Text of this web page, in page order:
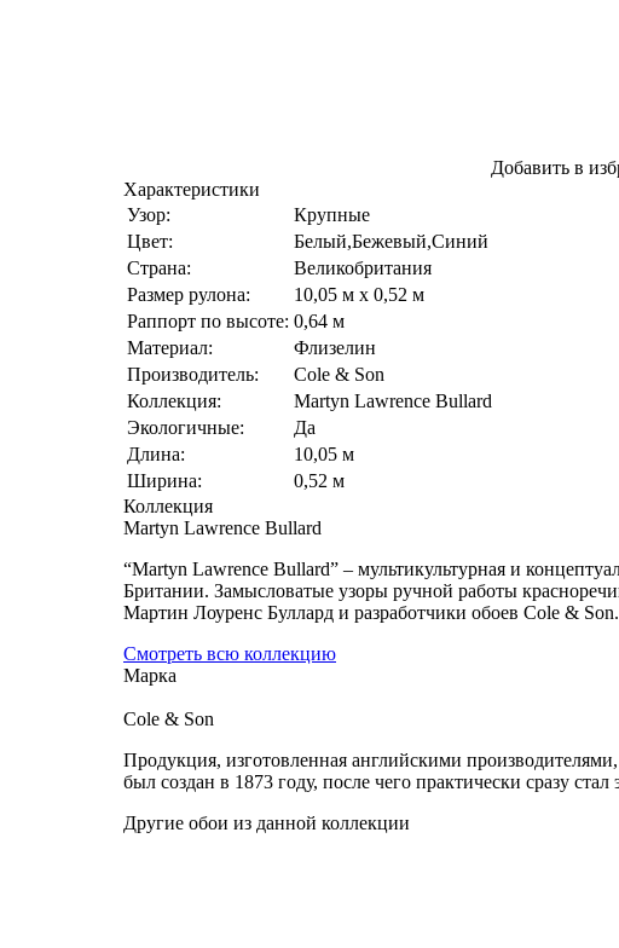
Добавить в
Характеристики
Узор:
Крупные
Цвет:
Белый,Бежевый,Синий
Страна:
Великобритания
Размер рулона:
10,05 м x 0,52 м
Раппорт по высоте: 0,64 м
Материал:
Флизелин
Производитель:
Cole & Son
Коллекция:
Martyn Lawrence Bullard
Экологичные:
Да
Длина:
10,05 м
Ширина:
0,52 м
Коллекция
Martyn Lawrence Bullard
“Martyn Lawrence Bullard” – мультикультурная и
Британии. Замысловатые узоры ручной работы
Мартин Лоуренс Буллард и разработчики обоев Cole & Son.
Смотреть всю коллекцию
Марка
Cole & Son
Продукция, изготовленная английскими
был создан в 1873 году, после чего практически сразу
Другие обои из данной коллекции